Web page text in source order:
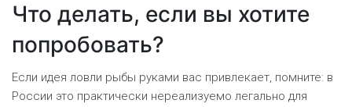
Что делать, если вы хотите
попробовать?
Если идея ловли рыбы руками вас привлекает, помните: в
России это практически нереализуемо легально для